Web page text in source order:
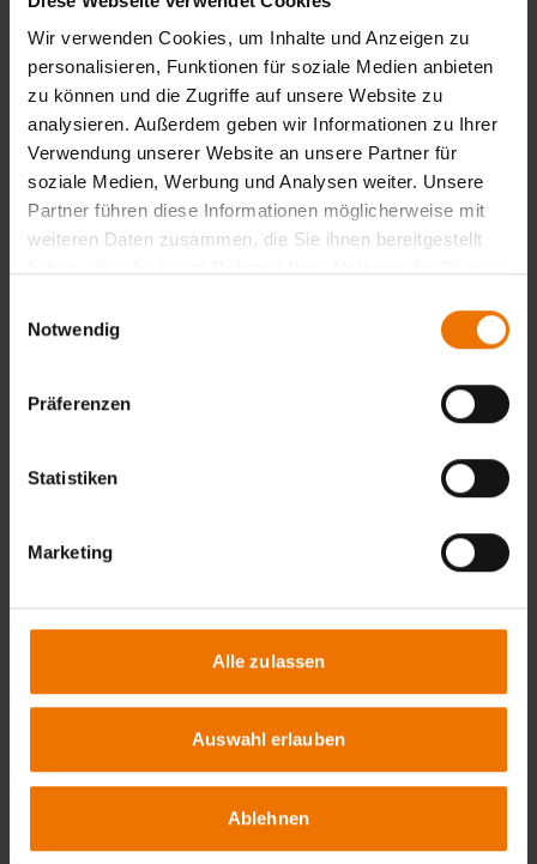
Wir verwenden Cookies, um Inhalte und Anzeigen zu
personalisieren, Funktionen für soziale Medien anbieten
zu können und die Zugriffe auf unsere Website zu
analysieren. Außerdem geben wir Informationen zu Ihrer
Verwendung unserer Website an unsere Partner für
soziale Medien, Werbung und Analysen weiter. Unsere
Partner führen diese Informationen möglicherweise mit
weiteren Daten zusammen, die Sie ihnen bereitgestellt
Notwendig
Präferenzen
Statistiken
Marketing
Alle zulassen
Auswahl erlauben
Ablehnen
Unser Service
Wir unterstützen Sie in folgenden Bereichen:
Verfahrensqualifizierungen
Schweißtechnische Unterstützung bei spezielle
Schweißverfahren z.B. Rührreibschweißen
Anerkennung von Aufsichtspersonen nach DVS 2715
und DVS 2721
Qualifizierung von Schweißern und Lötern in der Luft-
Ausbildung von Sichtprüfaufsichten und Sichtprüfern
Sprechen Sie uns einfach an, wir freuen uns über Ihre
Zusammenarbeit mit ausgewiesen Füge-Experten im Bereich Luft-
Direkte Informationen aus der aktuellen Normenarbeit
Aktuelle Weiterbildungen zu den allgemein anerkannten Regeln der